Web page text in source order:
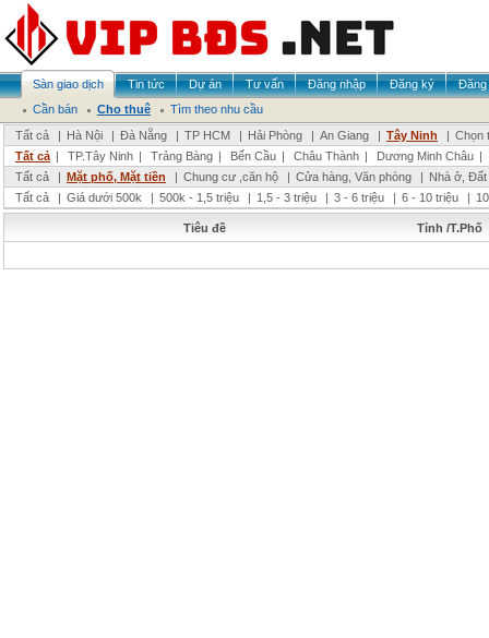
Sàn giao dịch Tin tức Dự án Tư vấn Đăng nhập Đăng ký
Đăng
Cần bán
Cho thuê
Tìm theo nhu cầu
Tất cả
| Hà Nội | Đà Nẵng | TP HCM | Hải Phòng | An Giang | Tây Ninh | Chọn
Tất cả | TP.Tây Ninh | Trảng Bàng | Bến Cầu | Châu Thành | Dương Minh Châu |
Tất cả
| Mặt phố, Mặt tiền | Chung cư ,căn hộ | Cửa hàng, Văn phòng | Nhà ở,
Tất cả
| Giá dưới 500k | 500k - 1,5 triệu | 1,5 - 3 triệu | 3 - 6 triệu | 6 - 10 triệu |
Tiêu đề Tỉnh /T.Phố